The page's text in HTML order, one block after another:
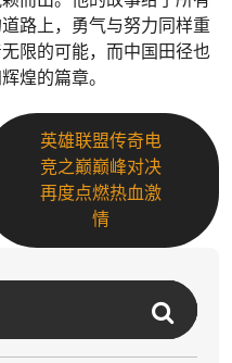
路上，勇气与努力同样重
限的可能，而中国田径也
煌的篇章。
英雄联盟传奇电
竞之巅巅峰对决
再度点燃热血激
情